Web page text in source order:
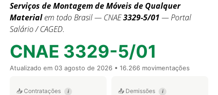
Serviços de Montagem de Móveis de Qualquer
Materialem todo Brasil — CNAE3329-5/01 — Portal
Salário / CAGED.
CNAE 3329-5/01
Atualizado em 03 agosto de 2026 • 16.266 movimentações
📥 Contratações i 📤 Demissões i